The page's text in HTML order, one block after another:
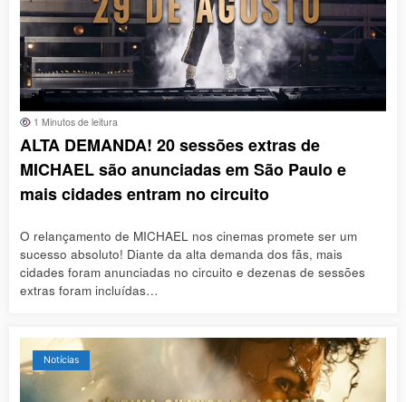
1 Minutos de leitura
ALTA DEMANDA! 20 sessões extras de
MICHAEL são anunciadas em São Paulo e
mais cidades entram no circuito
O relançamento de MICHAEL nos cinemas promete ser um
sucesso absoluto! Diante da alta demanda dos fãs, mais
cidades foram anunciadas no circuito e dezenas de sessões
extras foram incluídas…
Notícias